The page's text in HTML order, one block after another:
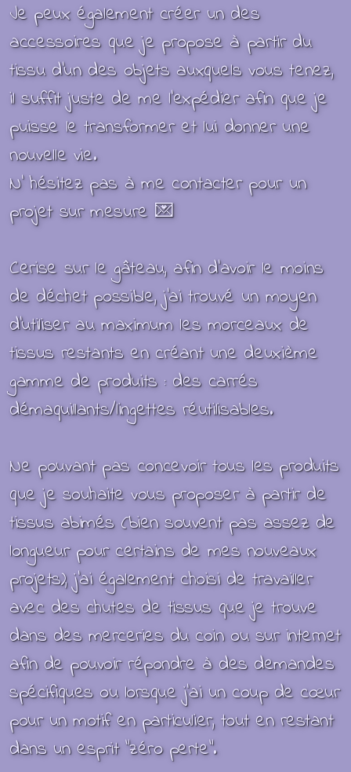
Je peux également créer un des
accessoires que je propose à partir du
tissu d'un des objets auxquels vous tenez,
il suffit juste de me l'expédier afin que je
puisse le transformer et lui donner une
nouvelle vie.
N' hésitez pas à me contacter pour un
projet sur mesure 💌
Cerise sur le gâteau, afin d'avoir le moins
de déchet possible, j'ai trouvé un moyen
d'utiliser au maximum les morceaux de
tissus restants en créant une deuxième
gamme de produits : des carrés
démaquillants/lingettes réutilisables.
Ne pouvant pas concevoir tousles produits
que je souhaite vous proposer à partir de
tissus abimés (bien souvent pas assez de
longueur pour certains de mes nouveaux
projets), j’ai également choisi de travailler
avec des chutes de tissus que je trouve
dans des merceries du coin ou sur internet
afin de pouvoir répondre à des demandes
spécifiques ou lorsque j’ai un coup de cœur
pour un motif en particulier, tout en restant
dans un esprit “zéro perte”.